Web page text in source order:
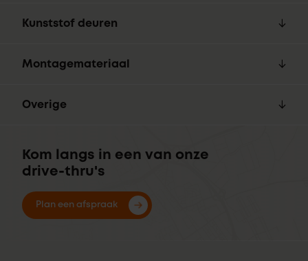
Kunststof deuren
Montagemateriaal
Overige
Kom langs in een van onze
drive-thru's
Plan een afspraak